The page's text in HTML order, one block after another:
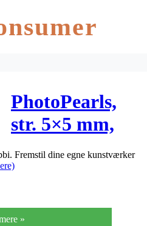
PhotoPearls,
str. 5×5 mm,
hulstr. 2,5
mm, lys grå
Fremstil dine egne kunstværker
»